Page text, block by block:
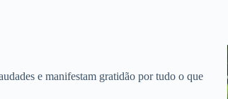
e manifestam gratidão por tudo o que